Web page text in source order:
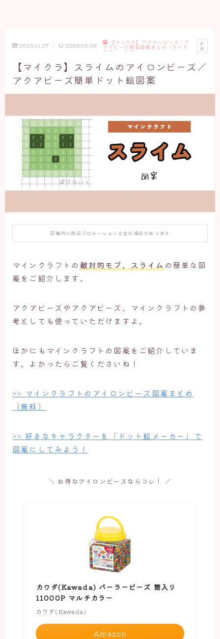
2025.11.07 2026.03.09 【マイクラ】アイロンビーズ／ア
クアビーズ簡単図案まとめ（キャラ
クター・モブ）
P
R
【マイクラ】スライムのアイロンビーズ／
アクアビーズ簡単ドット絵図案
記事内に商品プロモーションを含む場合があります
マインクラフトの 敵対的モブ、スライム の簡単な図
案をご紹介します。
アクアビーズやアクアビーズ、マインクラフトの参
考としても使っていただけますよ。
ほかにもマインクラフトの図案をご紹介していま
す。よかったらご覧くださいね！
>> マインクラフトのアイロンビーズ図案まとめ
（無料）
>> 好きなキャラクターを「ドット絵メーカー」で
図案にしてみよう！
＼ お得なアイロンビーズならコレ！ ／
カワダ(Kawada) パーラービーズ 筒入り
11000P マルチカラー
カワダ(Kawada)
Amazon